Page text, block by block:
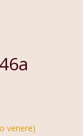
venere)